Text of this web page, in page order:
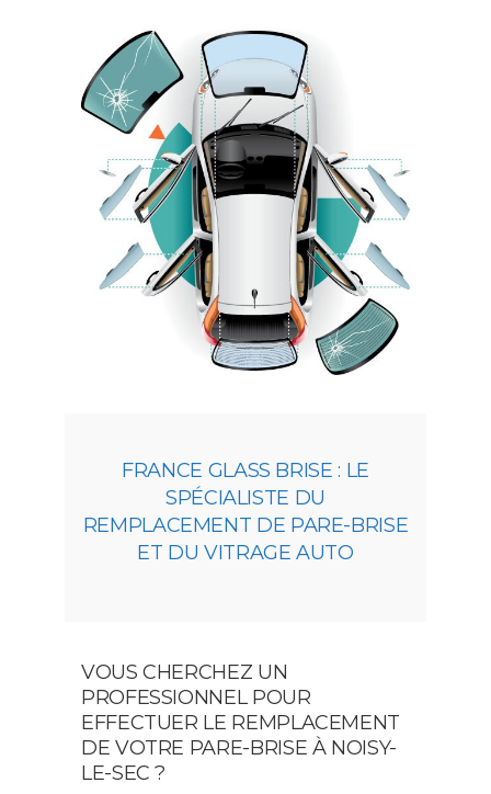
FRANCE GLASS BRISE : LE
SPÉCIALISTE DU
REMPLACEMENT DE PARE-BRISE
ET DU VITRAGE AUTO
VOUS CHERCHEZ UN
PROFESSIONNEL POUR
EFFECTUER LE REMPLACEMENT
DE VOTRE PARE-BRISE À NOISY-
LE-SEC ?